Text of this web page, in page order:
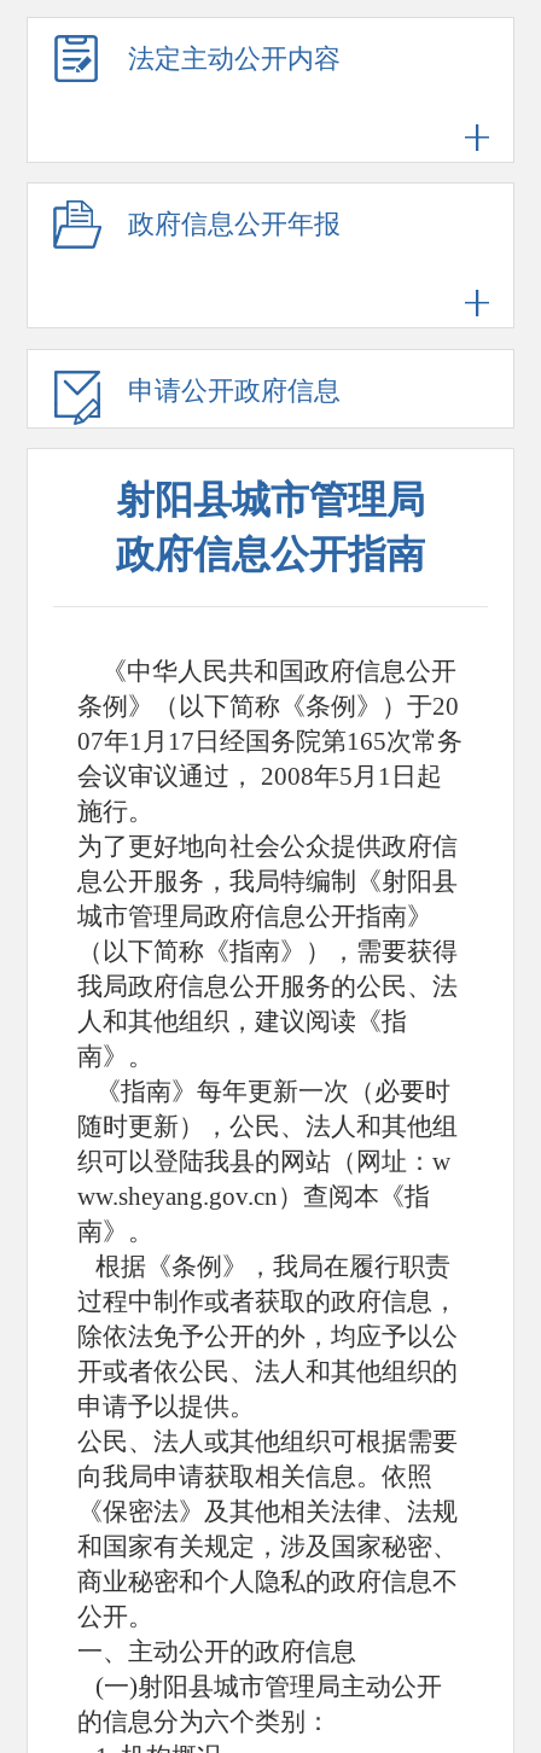
法定主动公开内容
政府信息公开年报
申请公开政府信息
射阳县城市管理局
政府信息公开指南
《中华人民共和国政府信息公开
条例》（以下简称《条例》）于20
07年1月17日经国务院第165次常务
会议审议通过， 2008年5月1日起
施行。
为了更好地向社会公众提供政府信
息公开服务，我局特编制《射阳县
城市管理局政府信息公开指南》
（以下简称《指南》），需要获得
我局政府信息公开服务的公民、法
人和其他组织，建议阅读《指
南》。
《指南》每年更新一次（必要时
随时更新），公民、法人和其他组
织可以登陆我县的网站（网址： w
ww.sheyang.gov.cn ）查阅本《指
南》。
根据《条例》，我局在履行职责
过程中制作或者获取的政府信息，
除依法免予公开的外，均应予以公
开或者依公民、法人和其他组织的
申请予以提供。
公民、法人或其他组织可根据需要
向我局申请获取相关信息。依照
《保密法》及其他相关法律、法规
和国家有关规定，涉及国家秘密、
商业秘密和个人隐私的政府信息不
公开。
一、主动公开的政府信息
(一)射阳县城市管理局主动公开
的信息分为六个类别：